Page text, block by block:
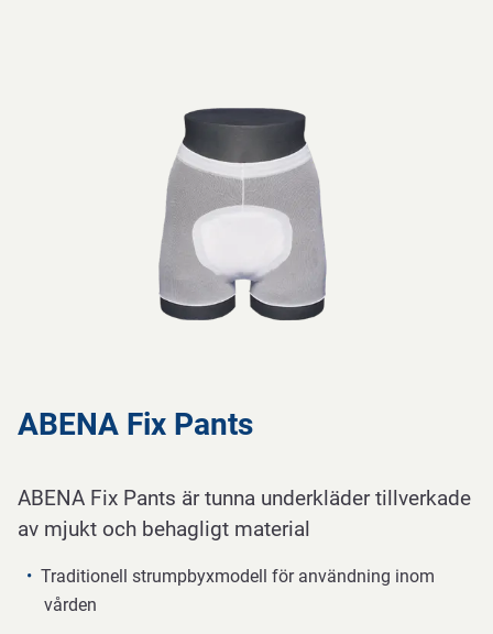
ABENA Fix Pants
ABENA Fix Pants är tunna underkläder tillverkade
av mjukt och behagligt material
Traditionell strumpbyxmodell för användning inom
vården